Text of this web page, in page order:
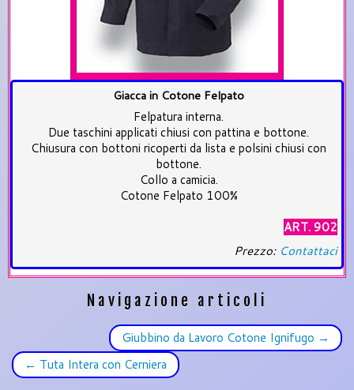
Giacca in Cotone Felpato
Felpatura interna.
Due taschini applicati chiusi con pattina e bottone.
Chiusura con bottoni ricoperti da lista e polsini chiusi con
bottone.
Collo a camicia.
Cotone Felpato 100%
ART. 902
Prezzo: Contattaci
Navigazione articoli
Giubbino da Lavoro Cotone Ignifugo →
← Tuta Intera con Cerniera